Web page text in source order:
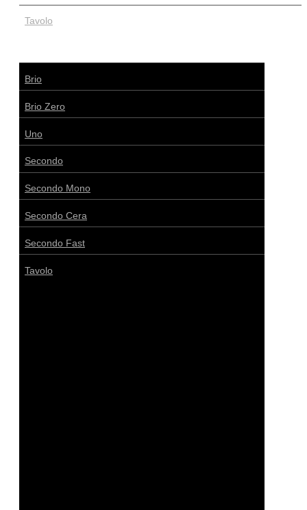
Tavolo
Brio
Brio Zero
Uno
Secondo
Secondo Mono
Secondo Cera
Secondo Fast
Tavolo